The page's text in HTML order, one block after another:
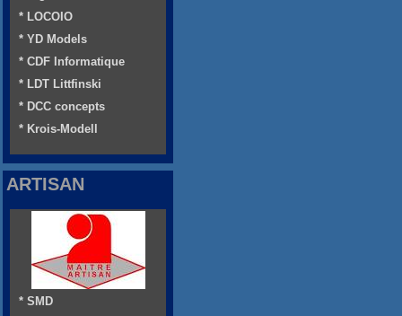
* LOCOIO
* YD Models
* CDF Informatique
* LDT Littfinski
* DCC concepts
* Krois-Modell
ARTISAN
* SMD